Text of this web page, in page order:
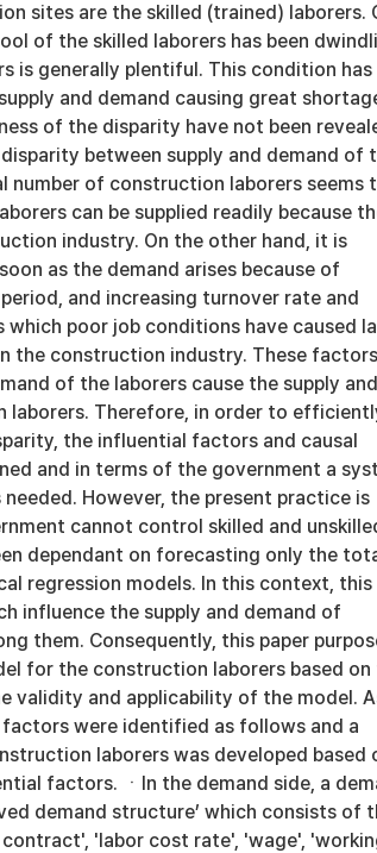
sites are the skilled (trained) laborers.
of the skilled laborers has been
is generally plentiful. This condition has
and demand causing great
of the disparity have not been
between supply and demand of
number of construction laborers seems
can be supplied readily because
industry. On the other hand, it is
as the demand arises because of
and increasing turnover rate and
poor job conditions have caused
the construction industry. These factors
of the laborers cause the supply and
Therefore, in order to
the influential factors and causal
and in terms of the government a
However, the present practice is
cannot control skilled and
dependant on forecasting only the
regression models. In this context, this
influence the supply and demand of
them. Consequently, this paper
for the construction laborers based on
validity and applicability of the model.
were identified as follows and a
laborers was developed based
factors. ㆍIn the demand side, a
demand structure’ which consists of
'labor cost rate', 'wage',